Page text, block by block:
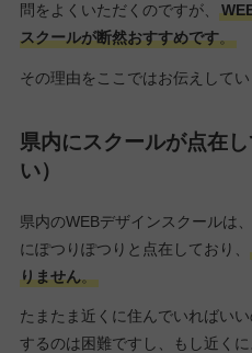
問をよくいただくのですが、
スクールが断然おすすめです。
その理由をここではお伝えしてい
県内にスクールが点在
い）
県内のWEBデザインスクールは
にぽつりぽつりと点在しており、
りません。
たまたま近くに住んでいればい
するのは困難ですし、もし近く